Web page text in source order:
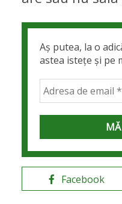
Aș putea, la o
astea istețe și pe
Facebook